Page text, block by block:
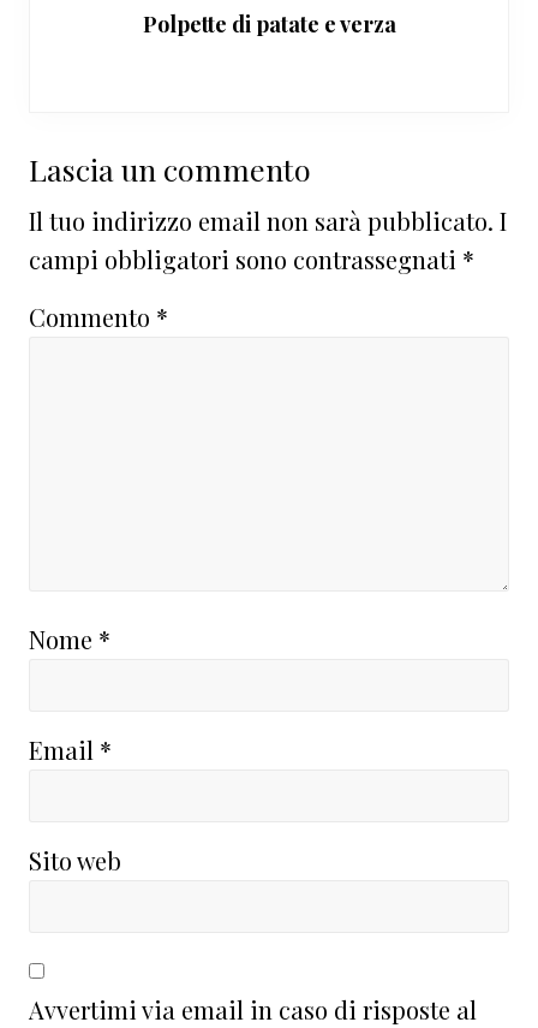
Polpette di patate e verza
Interazioni
del
lettore
Lascia un commento
Il tuo indirizzo email non sarà pubblicato. I
campi obbligatori sono contrassegnati *
Commento *
Nome *
Email *
Sito web
Avvertimi via email in caso di risposte al